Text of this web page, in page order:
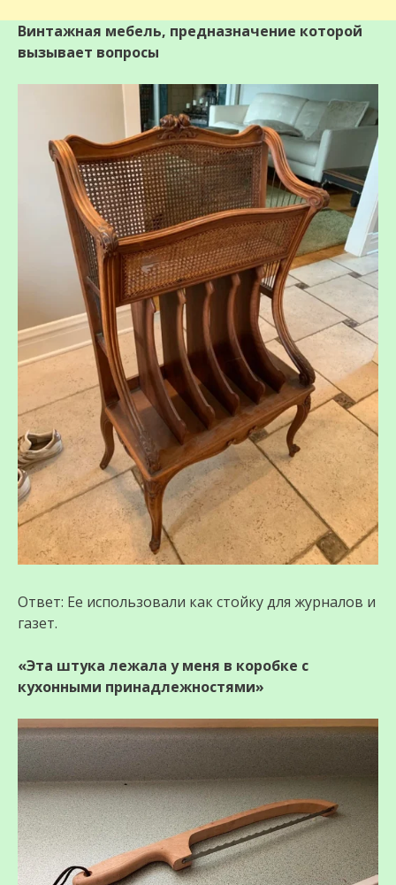
Винтажная мебель, предназначение которой
вызывает вопросы
Ответ: Ее использовали как стойку для журналов и
газет.
«Эта штука лежала у меня в коробке с
кухонными принадлежностями»